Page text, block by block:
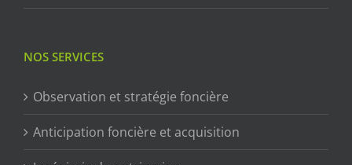
NOS SERVICES
Observation et stratégie foncière
Anticipation foncière et acquisition